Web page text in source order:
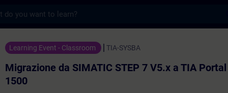
SIMATIC STEP 7 V5.x a TIA Portal
Learning Event - Classroom TIA-SYSBA
Migrazione da SIMATIC STEP 7 V5.x a TIA
1500